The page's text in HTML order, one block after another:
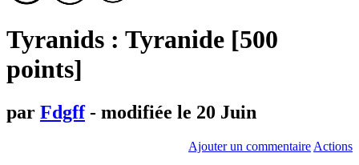
Tyranids : Tyranide [500
points]
par Fdgff- modifiée le 20 Juin
Ajouter un commentaire Actions